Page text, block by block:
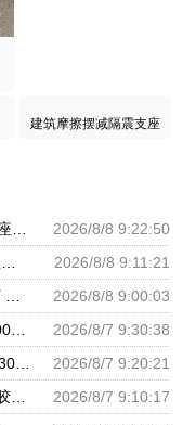
建筑摩擦摆减隔震支座
2026/8/8 9:22:50
2026/8/8 9:11:21
2026/8/8 9:00:03
2026/8/7 9:30:38
2026/8/7 9:20:21
2026/8/7 9:10:17